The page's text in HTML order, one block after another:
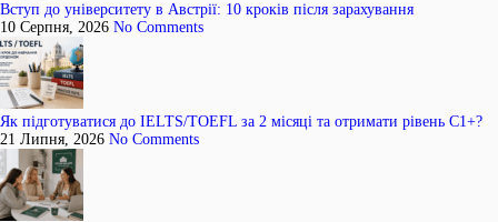
Вступ до університету в Австрії: 10 кроків після зарахування
10 Серпня, 2026 No Comments
Як підготуватися до IELTS/TOEFL за 2 місяці та отримати рівень C1+?
21 Липня, 2026 No Comments